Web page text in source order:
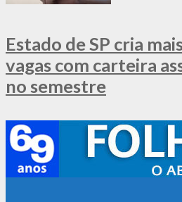
Estado de SP cria
vagas com carteira
no semestre